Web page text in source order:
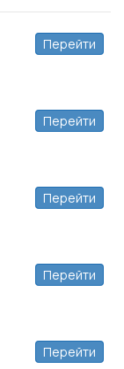
Перейти
Перейти
Перейти
Перейти
Перейти